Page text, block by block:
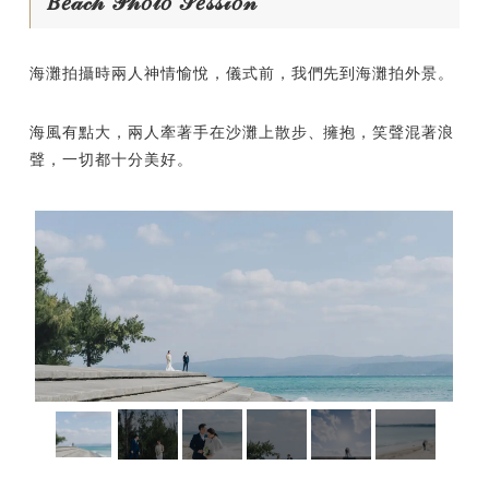
海灘拍攝時兩人神情愉悅，儀式前，我們先到海灘拍外景。
海風有點大，兩人牽著手在沙灘上散步、擁抱，笑聲混著浪
聲，一切都十分美好。